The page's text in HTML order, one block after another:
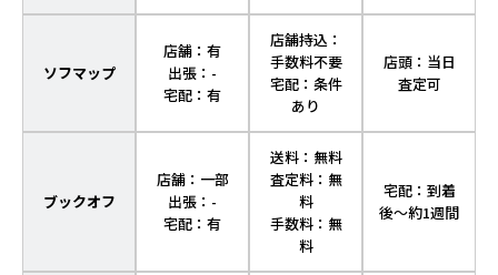
ソフマップ
店舗：有
出張：-
宅配：有
店舗持込：
手数料不要
宅配：条件
あり
店頭：当日
査定可
ブックオフ
店舗：一部
出張：-
宅配：有
送料：無料
査定料：無
料
手数料：無
料
宅配：到着
後～約1週間